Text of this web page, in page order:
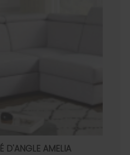
D'ANGLE AMELIA